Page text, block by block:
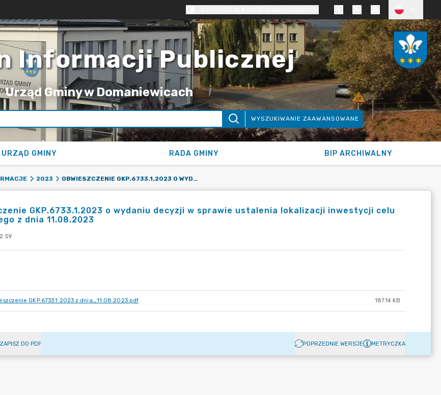
Informacji Publicznej
Urząd Gminy w Domaniewicach
WYSZUKIWANIE ZAAWANSOWANE
URZĄD GMINY RADA GMINY BIP ARCHIWALNY
2023 OBWIESZCZENIE GKP.6733.1.2023 O WYDANIU DECYZJI W SPRAWIE USTALENIA LOKALIZACJI INWESTYCJI CELU PUBLICZNEGO Z DNIA 11.08.2023
GKP.6733.1.2023 o wydaniu decyzji w sprawie ustalenia lokalizacji inwestycji celu
z dnia 11.08.2023
GKP.6733.1.2023 z dnia_11.08.2023.pdf 187.14 KB
ZAPISZ DO PDF POPRZEDNIE WERSJE METRYCZKA